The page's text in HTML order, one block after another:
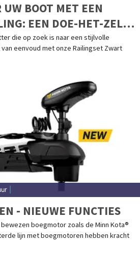
UW BOOT MET EEN
EEN DOE-HET-ZELF
die op zoek is naar een stijlvolle
eenvoud met onze Railingset Zwart
- NIEUWE FUNCTIES
boegmotor zoals de Minn Kota®
lijn met boegmotoren hebben kracht